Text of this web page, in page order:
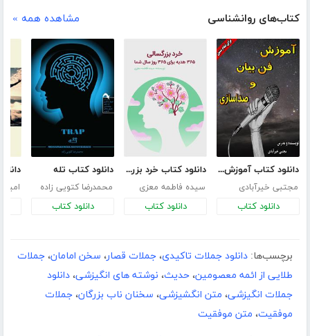
کتاب‌های روانشناسی مشاهده همه »
دانلود کتاب آموزش فن بیان و صداسازی
مجتبی خیرآبادی
دانلود کتاب
دانلود کتاب خرد بزرگسالی:365 هدیه برای 365 روز سال شما
سیده فاطمه معزی
دانلود کتاب
دانلود کتاب تله
محمدرضا کتویی زاده
دانلود کتاب
برچسب‌ها: دانلود جملات تاکیدی، جملات قصار، سخن امامان، جملات
طلایی از ائمه معصومین، حدیث، نوشته های انگیزشی، دانلود
جملات انگیزشی، متن انگشیزشی، سخنان ناب بزرگان، جملات
موفقیت، متن موفقیت